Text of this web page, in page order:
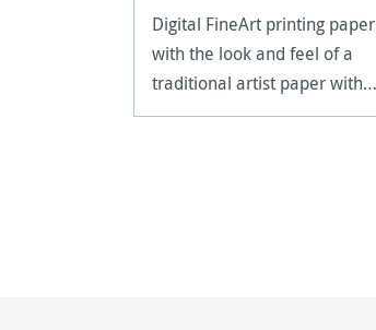
Digital FineArt printing paper
with the look and feel of a
traditional artist paper with
original deckle edges.